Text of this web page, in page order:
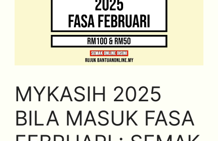
MYKASIH 2025
BILA MASUK FASA